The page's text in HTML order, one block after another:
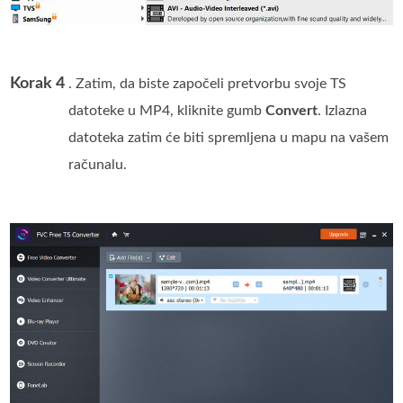
Korak 4 . Zatim, da biste započeli pretvorbu svoje TS
datoteke u MP4, kliknite gumbConvert. Izlazna
datoteka zatim će biti spremljena u mapu na vašem
računalu.